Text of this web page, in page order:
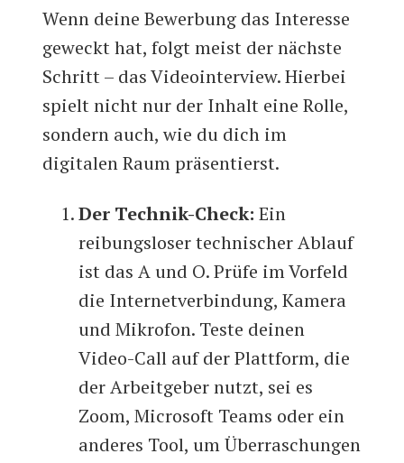
Wenn deine Bewerbung das Interesse
geweckt hat, folgt meist der nächste
Schritt – das Videointerview. Hierbei
spielt nicht nur der Inhalt eine Rolle,
sondern auch, wie du dich im
digitalen Raum präsentierst.
Der Technik-Check: Ein
reibungsloser technischer Ablauf
ist das A und O. Prüfe im Vorfeld
die Internetverbindung, Kamera
und Mikrofon. Teste deinen
Video-Call auf der Plattform, die
der Arbeitgeber nutzt, sei es
Zoom, Microsoft Teams oder ein
anderes Tool, um Überraschungen